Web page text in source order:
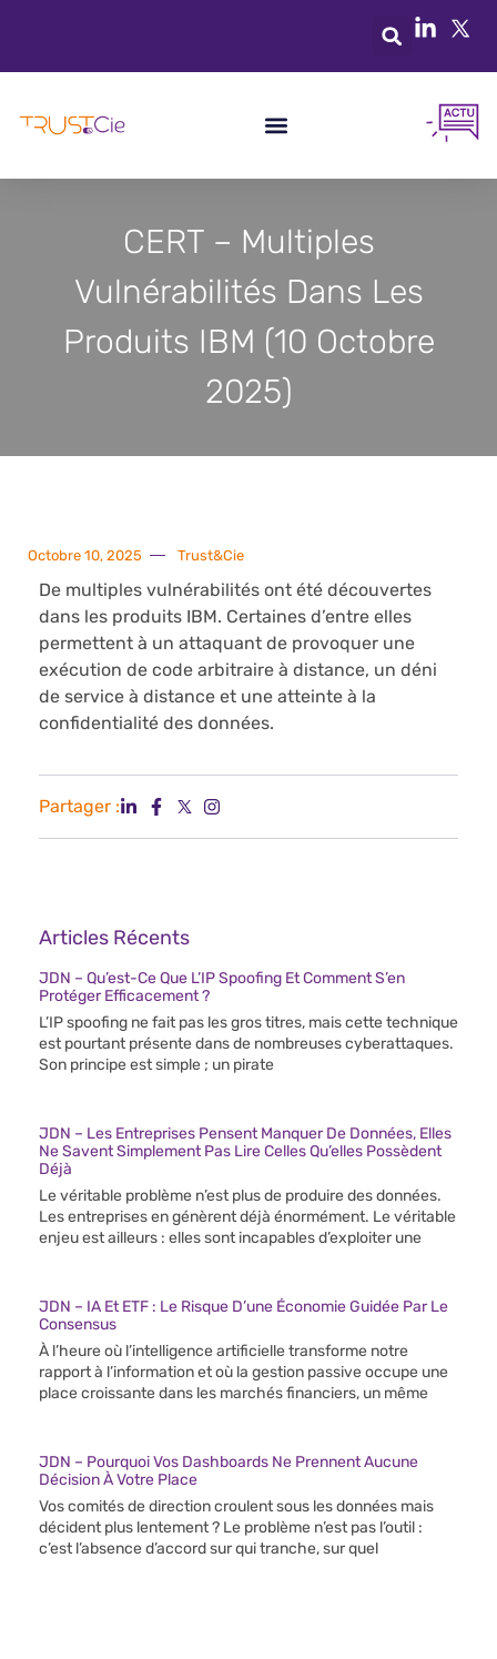
CERT – Multiples
Vulnérabilités Dans Les
Produits IBM (10 Octobre
2025)
Octobre 10, 2025 Trust&Cie
De multiples vulnérabilités ont été découvertes
dans les produits IBM. Certaines d’entre elles
permettent à un attaquant de provoquer une
exécution de code arbitraire à distance, un déni
de service à distance et une atteinte à la
confidentialité des données.
Partager :
Articles Récents
JDN – Qu’est-Ce Que L’IP Spoofing Et Comment S’en
Protéger Efficacement ?
L’IP spoofing ne fait pas les gros titres, mais cette technique
est pourtant présente dans de nombreuses cyberattaques.
Son principe est simple ; un pirate
JDN – Les Entreprises Pensent Manquer De Données, Elles
Ne Savent Simplement Pas Lire Celles Qu’elles Possèdent
Déjà
Le véritable problème n’est plus de produire des données.
Les entreprises en génèrent déjà énormément. Le véritable
enjeu est ailleurs : elles sont incapables d’exploiter une
JDN – IA Et ETF : Le Risque D’une Économie Guidée Par Le
Consensus
À l’heure où l’intelligence artificielle transforme notre
rapport à l’information et où la gestion passive occupe une
place croissante dans les marchés financiers, un même
JDN – Pourquoi Vos Dashboards Ne Prennent Aucune
Décision À Votre Place
Vos comités de direction croulent sous les données mais
décident plus lentement ? Le problème n’est pas l’outil :
c’est l’absence d’accord sur qui tranche, sur quel